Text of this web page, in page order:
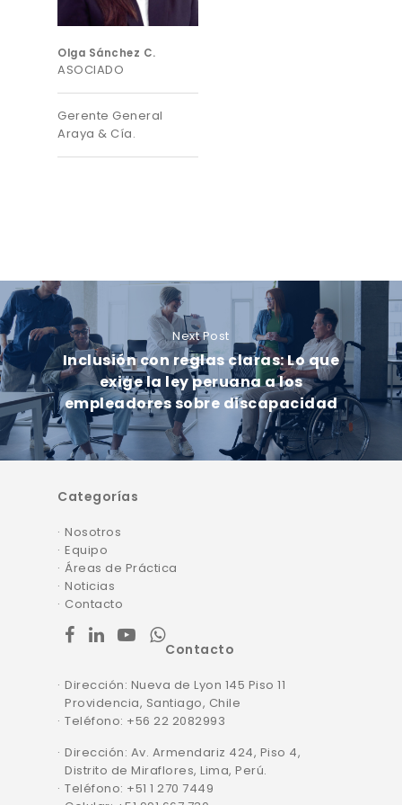
Olga Sánchez C.
ASOCIADO
Gerente General
Araya & Cía.
Next Post
Inclusión con reglas claras: Lo que
exige la ley peruana a los
empleadores sobre discapacidad
Categorías
Nosotros
Equipo
Áreas de Práctica
Noticias
Contacto
facebook
linkedinyoutubewhatsapp
Contacto
Dirección: Nueva de Lyon 145 Piso 11
Providencia, Santiago, Chile
Teléfono: +56 22 2082993
Dirección: Av. Armendariz 424, Piso 4,
Distrito de Miraflores, Lima, Perú.
Teléfono: +51 1 270 7449